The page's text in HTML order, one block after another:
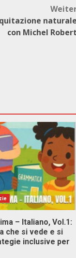
con Michel
– Italiano, Vol.1:
che si vede e si
inclusive per